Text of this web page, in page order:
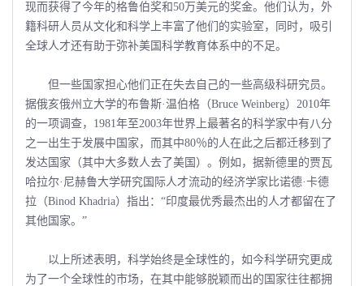
现而获得了今年的格鲁伯奖和50万美元的奖金。他们认为，外
籍科研人员从文化和科学上丰富了他们的实验室，同时，吸引
全球人才还有助于弥补美国科学教育体系中的不足。
但一些国家担心他们正在失去自己的一些高级科研究员。
据俄亥俄州立大学的布鲁斯·温伯格（Bruce Weinberg）2010年
的一项调查，1981年至2003年世界上最著名的科学家中有八分
之一出生于发展中国家，而其中80％的人在此之后都迁移到了
发达国家（其中大多数人去了美国）。例如，据新德里的贾瓦
哈拉尔·尼赫鲁大学研究国际人才流动的经济学家比诺德·卡德
拉（Binod Khadria）指出：“印度最优秀最杰出的人才都留在了
其他国家。”
以上所述表明，科学始终是全球性的，如今科学研究更成
为了一个全球性的市场，在其中能够脱颖而出的国家往往都拥